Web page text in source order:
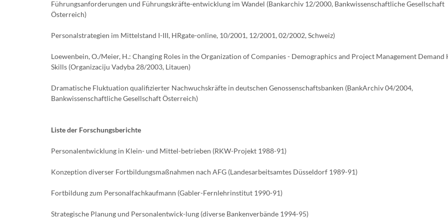
Führungsanforderungen und Führungskräfte-entwicklung im Wandel (Bankarchiv 12/2000, Bankwissenschaftliche Gesellschaft
Österreich)
Personalstrategien im Mittelstand I-III, HRgate-online, 10/2001, 12/2001, 02/2002, Schweiz)
Loewenbein, O./Meier, H.: Changing Roles in the Organization of Companies - Demographics and Project Management Demand
Skills (Organizaciju Vadyba 28/2003, Litauen)
Dramatische Fluktuation qualifizierter Nachwuchskräfte in deutschen Genossenschaftsbanken (BankArchiv 04/2004,
Bankwissenschaftliche Gesellschaft Österreich)
Liste der Forschungsberichte
Personalentwicklung in Klein- und Mittel-betrieben (RKW-Projekt 1988-91)
Konzeption diverser Fortbildungsmaßnahmen nach AFG (Landesarbeitsamtes Düsseldorf 1989-91)
Fortbildung zum Personalfachkaufmann (Gabler-Fernlehrinstitut 1990-91)
Strategische Planung und Personalentwick-lung (diverse Bankenverbände 1994-95)